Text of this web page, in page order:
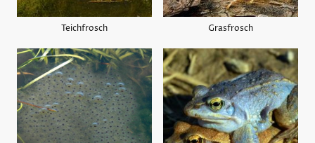
Teichfrosch Grasfrosch